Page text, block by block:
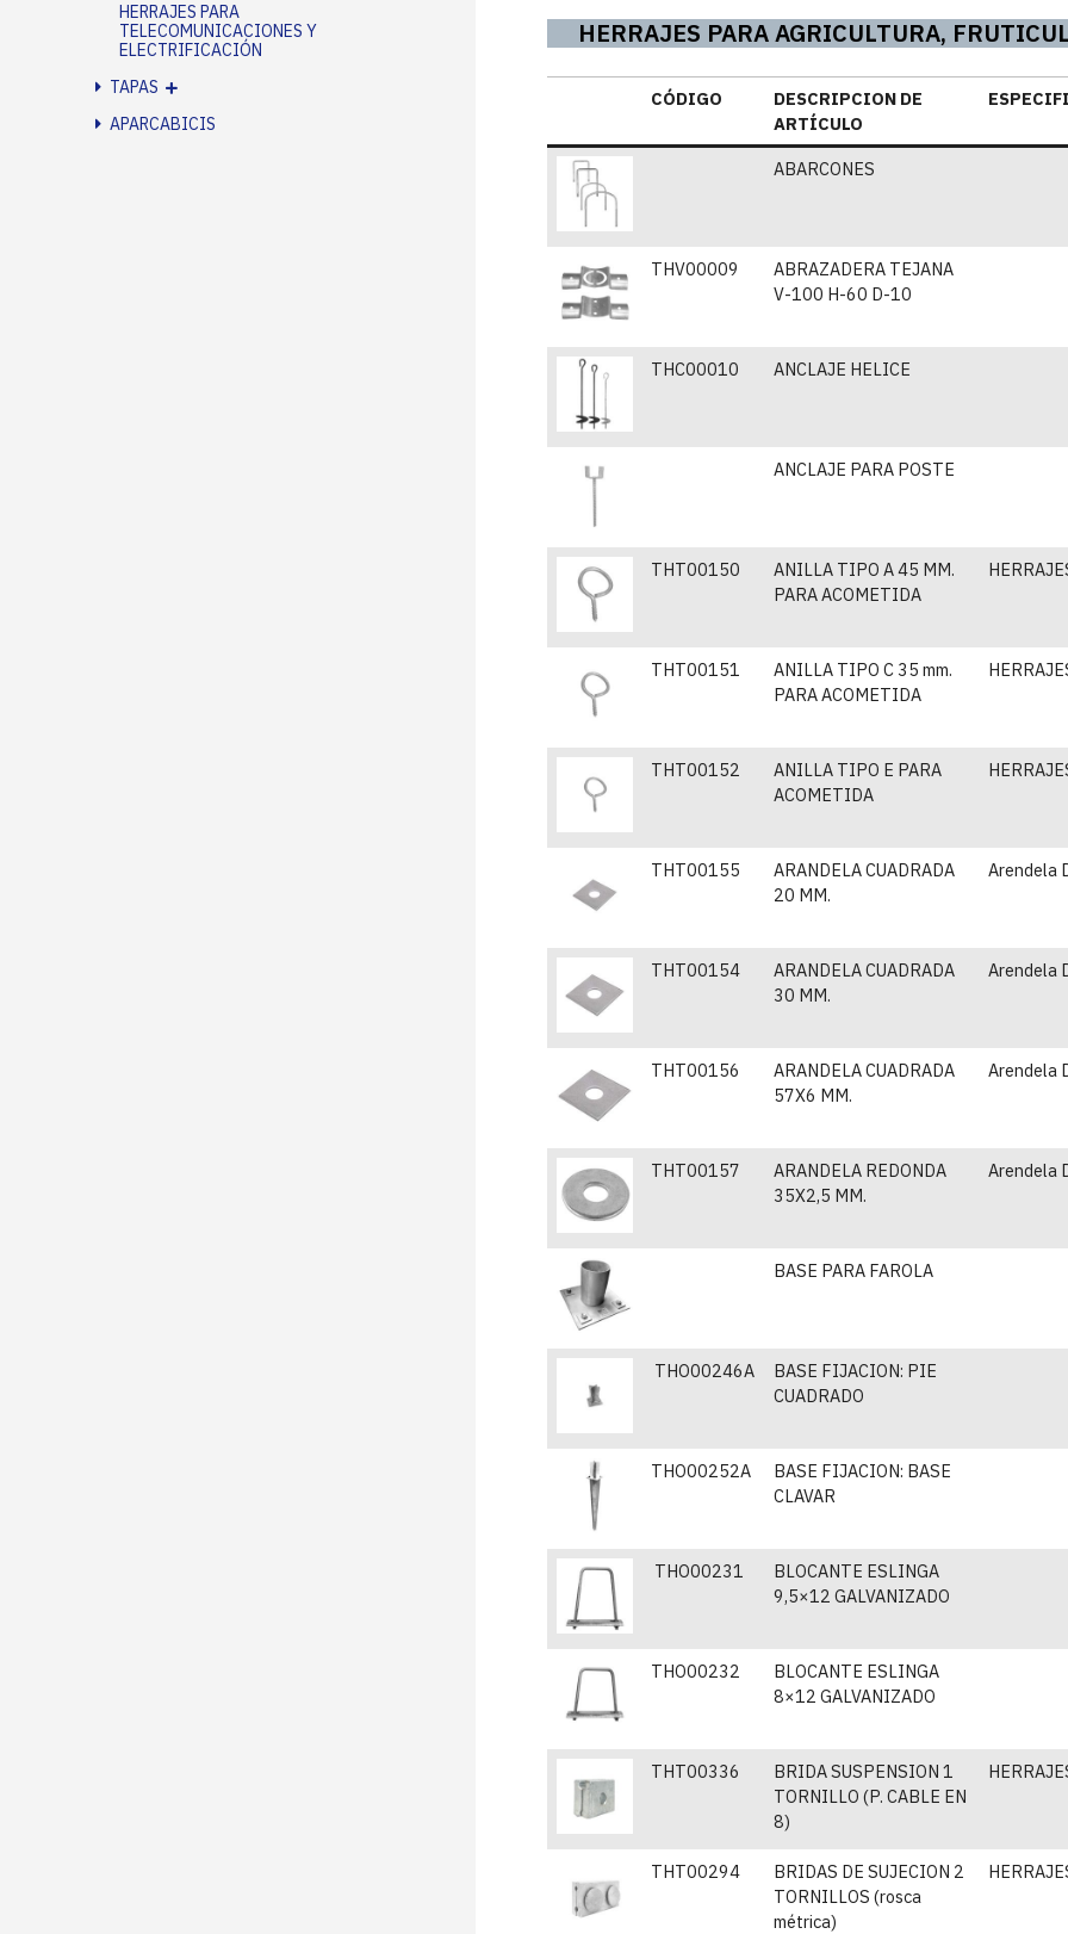
HERRAJES PARA
TELECOMUNICACIONES Y
ELECTRIFICACIÓN
TAPAS
APARCABICIS
HERRAJES PARA AGRICULTURA,
CÓDIGO
DESCRIPCION DE
ARTÍCULO
ABARCONES
THV00009
ABRAZADERA TEJANA
V-100 H-60 D-10
THC00010 ANCLAJE HELICE
ANCLAJE PARA POSTE
THT00150
ANILLA TIPO A 45 MM.
PARA ACOMETIDA
THT00151
ANILLA TIPO C 35 mm.
PARA ACOMETIDA
THT00152
ANILLA TIPO E PARA
ACOMETIDA
THT00155
ARANDELA CUADRADA
20 MM.
Arendela
THT00154
ARANDELA CUADRADA
30 MM.
Arendela
THT00156
ARANDELA CUADRADA
57X6 MM.
Arendela
THT00157
ARANDELA REDONDA
35X2,5 MM.
Arendela
BASE PARA FAROLA
THO00246A
BASE FIJACION: PIE
CUADRADO
THO00252A
BASE FIJACION: BASE
CLAVAR
THO00231
BLOCANTE ESLINGA
9,5×12 GALVANIZADO
THO00232
BLOCANTE ESLINGA
8×12 GALVANIZADO
THT00336
BRIDA SUSPENSION 1
TORNILLO (P. CABLE EN
8)
THT00294
BRIDAS DE SUJECION 2
TORNILLOS (rosca
métrica)